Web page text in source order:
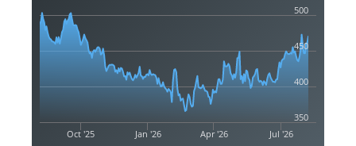
Jul '26
Oct '25 Jan '26 Apr '26
350
400
450
500